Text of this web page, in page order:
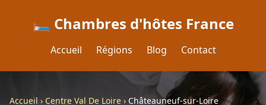
🛏️ Chambres d'hôtes France
Accueil Régions Blog Contact
Accueil › Centre Val De Loire › Châteauneuf-sur-Loire